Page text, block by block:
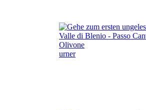
Valle di Blenio - Passo
Olivone
urner